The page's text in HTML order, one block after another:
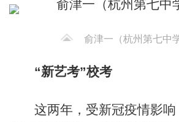
俞津一（杭州第七中
“新艺考”校考
这两年，受新冠疫情影